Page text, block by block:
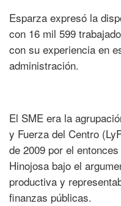
Esparza expresó la
con 16 mil 599
con su experiencia en
administración.
El SME era la
y Fuerza del Centro
de 2009 por el
Hinojosa bajo el
productiva y
finanzas públicas.